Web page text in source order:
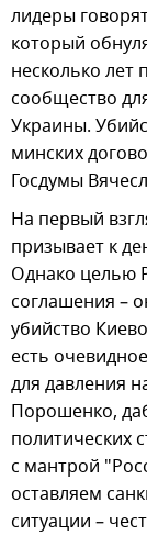
лидеры
который
несколько
сообщество
Украины.
минских
Госдумы
На первый
призывает к
Однако целью
соглашения –
убийство
есть
для давления
Порошенко,
политических
с мантрой
оставляем
ситуации –